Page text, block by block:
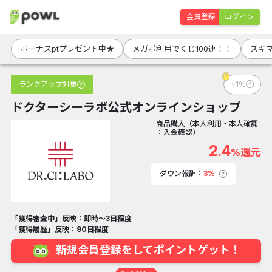
会員登録 ログイン
ボーナスptプレゼント中★ メガポ利用でくじ100連！！ スキ
ランクアップ対象 +1％
ドクターシーラボ公式オンラインショップ
商品購入（本人利用・本人確認
：入金確認）
2.4%還元
ダウン報酬： 3%
「獲得審査中」反映：即時～3日程度
「獲得履歴」反映：90日程度
新規会員登録をしてポイントゲット！